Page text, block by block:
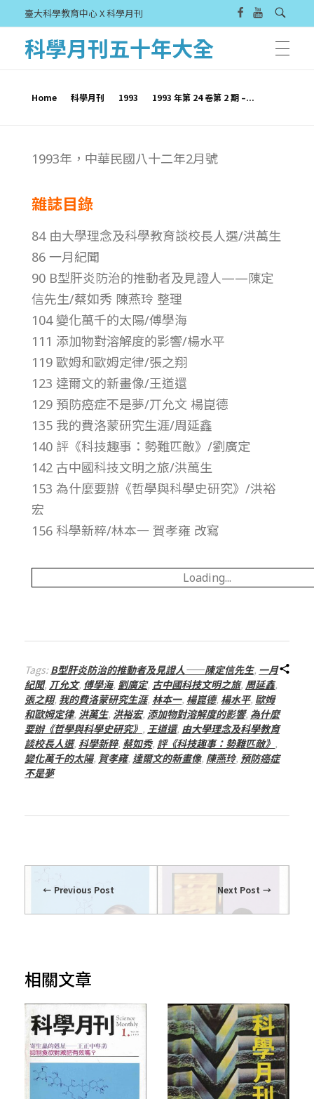
臺大科學教育中心 X 科學月刊
科學月刊五十年大全
Home 科學月刊 1993 1993 年第 24 卷第 2 期 –...
1
9
3
年
第
2
4
卷
第
2
期
總
號
第
2
期
1993年，中華民國八十二年2月號
雜誌目錄
84 由大學理念及科學教育談校長人選/洪萬生
86 一月紀聞
90 B型肝炎防治的推動者及見證人——陳定
信先生/蔡如秀 陳燕玲 整理
104 變化萬千的太陽/傅學海
111 添加物對溶解度的影響/楊水平
119 歐姆和歐姆定律/張之翔
123 達爾文的新畫像/王道還
129 預防癌症不是夢/丌允文 楊崑德
135 我的費洛蒙研究生涯/周延鑫
140 評《科技趣事：勢難匹敵》/劉廣定
142 古中國科技文明之旅/洪萬生
153 為什麼要辦《哲學與科學史研究》/洪裕
宏
156 科學新粹/林本一 賀孝雍 改寫
Loading...
Tags:B型肝炎防治的推動者及見證人——陳定信先生, 一月
紀聞, 丌允文, 傅學海, 劉廣定, 古中國科技文明之旅, 周延鑫,
張之翔, 我的費洛蒙研究生涯, 林本一, 楊崑德, 楊水平, 歐姆
和歐姆定律, 洪萬生, 洪裕宏, 添加物對溶解度的影響, 為什麼
要辦《哲學與科學史研究》 , 王道還, 由大學理念及科學教育
談校長人選, 科學新粹, 蔡如秀, 評《科技趣事：勢難匹敵》 ,
變化萬千的太陽, 賀孝雍, 達爾文的新畫像, 陳燕玲, 預防癌症
不是夢
Previous Post Next Post
相關文章